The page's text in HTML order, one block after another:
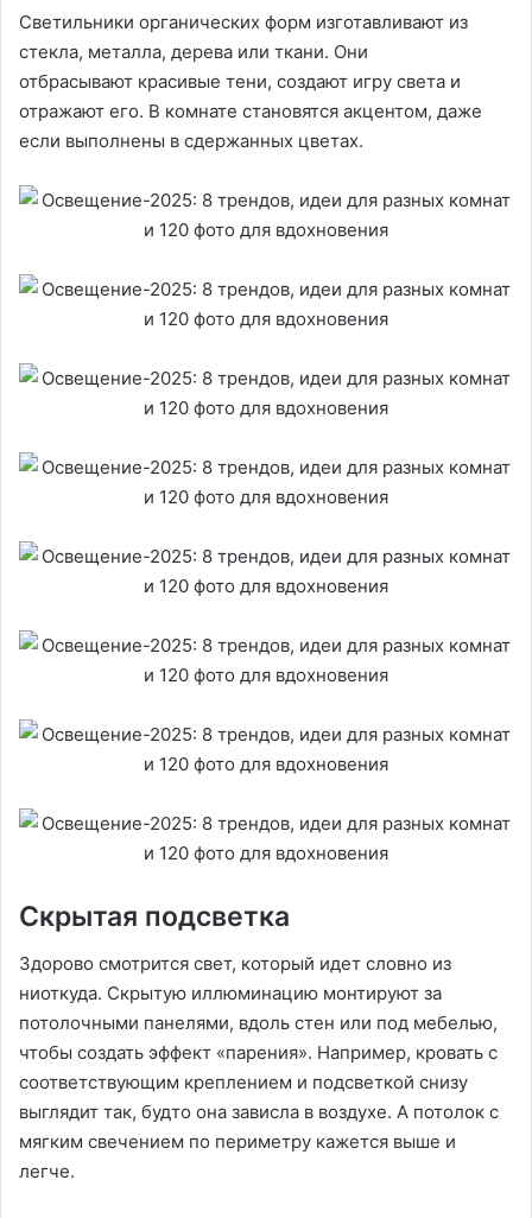
Светильники органических форм изготавливают из
стекла, металла, дерева или ткани. Они
отбрасывают красивые тени, создают игру света и
отражают его. В комнате становятся акцентом, даже
если выполнены в сдержанных цветах.
Скрытая подсветка
Здорово смотрится свет, который идет словно из
ниоткуда. Скрытую иллюминацию монтируют за
потолочными панелями, вдоль стен или под мебелью,
чтобы создать эффект «парения». Например, кровать с
соответствующим креплением и подсветкой снизу
выглядит так, будто она зависла в воздухе. А потолок с
мягким свечением по периметру кажется выше и
легче.